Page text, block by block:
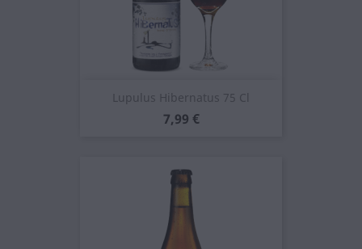
Lupulus Hibernatus 75 Cl
Prezzo
7,99 €